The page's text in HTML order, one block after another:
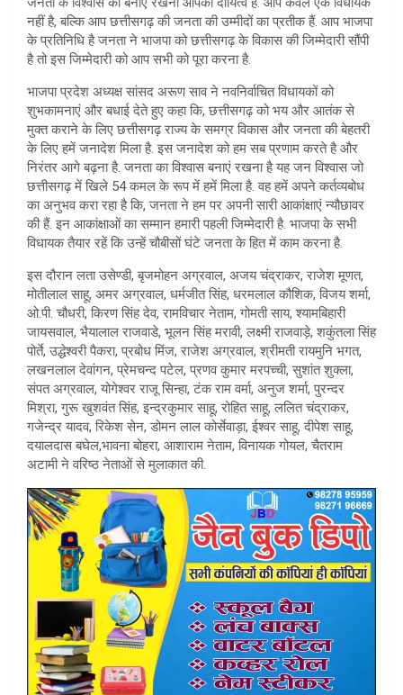
नहीं है, बल्कि आप छत्तीसगढ़ की जनता की उम्मीदों का प्रतीक हैं. आप भाजपा
के प्रतिनिधि है जनता ने भाजपा को छत्तीसगढ़ के विकास की जिम्मेदारी सौंपी
है तो इस जिम्मेदारी को आप सभी को पूरा करना है.
भाजपा प्रदेश अध्यक्ष सांसद अरूण साव ने नवनिर्वाचित विधायकों को
शुभकामनाएं और बधाई देते हुए कहा कि, छत्तीसगढ़ को भय और आतंक से
मुक्त कराने के लिए छत्तीसगढ़ राज्य के समग्र विकास और जनता की बेहतरी
के लिए हमें जनादेश मिला है. इस जनादेश को हम सब प्रणाम करते है और
निरंतर आगे बढ़ना है. जनता का विश्वास बनाएं रखना है यह जन विश्वास जो
छत्तीसगढ़ में खिले 54 कमल के रूप में हमें मिला है. वह हमें अपने कर्तव्यबोध
का अनुभव करा रहा है कि, जनता ने हम पर अपनी सारी आकांक्षाएं न्यौछावर
की हैं. इन आकांक्षाओं का सम्मान हमारी पहली जिम्मेदारी है. भाजपा के सभी
विधायक तैयार रहें कि उन्हें चौबीसों घंटे जनता के हित में काम करना है.
इस दौरान लता उसेण्डी, बृजमोहन अग्रवाल, अजय चंद्राकर, राजेश मूणत,
मोतीलाल साहू, अमर अग्रवाल, धर्मजीत सिंह, धरमलाल कौशिक, विजय शर्मा,
ओ.पी. चौधरी, किरण सिंह देव, रामविचार नेताम, गोमती साय, श्यामबिहारी
जायसवाल, भैयालाल राजवाडे, भूलन सिंह मरावी, लक्ष्मी राजवाड़े, शकुंतला सिंह
पोर्ते, उद्धेश्वरी पैकरा, प्रबोध मिंज, राजेश अग्रवाल, श्रीमती रायमुनि भगत,
लखनलाल देवांगन, प्रेमचन्द पटेल, प्रणव कुमार मरपच्ची, सुशांत शुक्ला,
संपत अग्रवाल, योगेश्वर राजू सिन्हा, टंक राम वर्मा, अनुज शर्मा, पुरन्दर
मिश्रा, गुरू खुशवंत सिंह, इन्द्रकुमार साहू, रोहित साहू, ललित चंद्राकर,
गजेन्द्र यादव, रिकेश सेन, डोमन लाल कोर्सेवाड़ा, ईश्वर साहू, दीपेश साहू,
दयालदास बघेल,भावना बोहरा, आशाराम नेताम, विनायक गोयल, चैतराम
अटामी ने वरिष्ठ नेताओं से मुलाकात की.